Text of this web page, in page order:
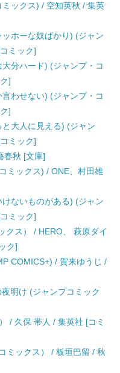
ックス) / 空知英秋 / 集英
ホーな奴ばかり) (ジャン
ミック]
分ハード) (ジャンプ・コ
]
わせない) (ジャンプ・コ
]
大人に見える) (ジャン
ミック]
春秋 [文庫]
ミックス) / ONE、村田雄
ないものがある) (ジャン
ミック]
クス） / HERO、 萩原ダイ
ク]
COMICS+) / 賀来ゆうじ /
明け (ジャンプコミック
/ 久保 帯人 / 集英社 [コミ
ミックス） / 板垣巴留 / 秋